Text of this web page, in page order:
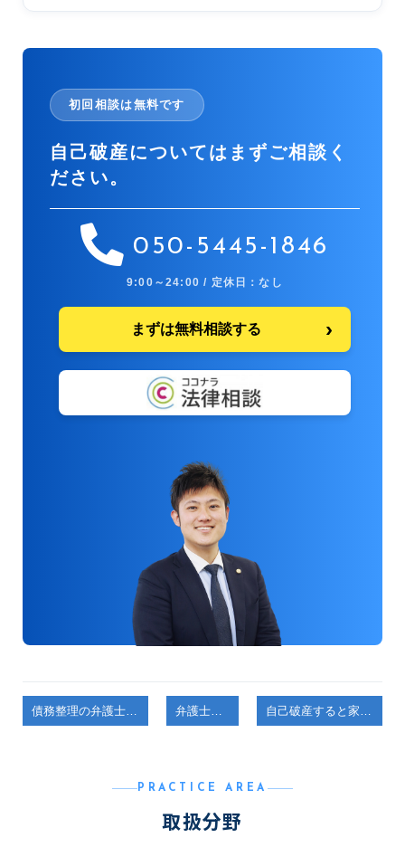
初回相談は無料です
自己破産についてはまずご相談く
ださい。
050-5445-1846
9:00～24:00 / 定休日：なし
まずは無料相談する
債務整理の弁護士費用はいつ払う？着手金・報酬金の支払いタイミングと費用が用意できないときの対処法 弁護士コラム 自己破産すると家族はどうなる？
PRACTICE AREA
取扱分野